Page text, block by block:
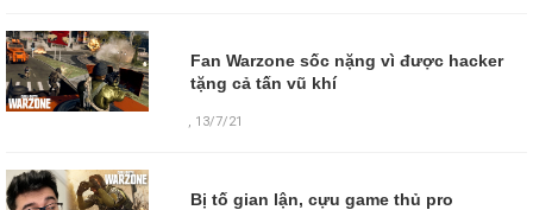
Fan Warzone sốc nặng vì được hacker
tặng cả tấn vũ khí
13/7/21
Bị tố gian lận, cựu game thủ pro